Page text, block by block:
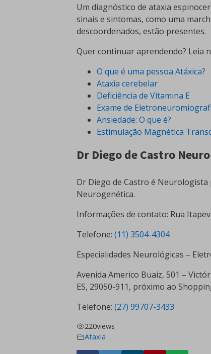
Um diagnóstico de ataxia
sinais e sintomas, como uma
descoordenados, estão presentes.
Quer continuar aprendendo? Leia
O que é uma pessoa Atáxica?
Ataxia cerebelar
Deficiência de Vitamina E
Exame de
Ansiedade: O que é?
Estimulação Magnética
Dr Diego de Castro
Dr Diego de Castro é
Neurogenética.
Informações de contato: Rua
Telefone: (11) 3504-4304
Especialidades Neurológicas –
Avenida Americo Buaiz, 501 –
ES, 29050-911, próximo ao
Telefone: (27) 99707-3433
220views
Ataxia